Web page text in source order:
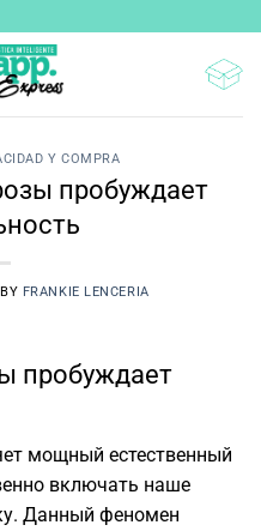
Y COMPRA
пробуждает
BY FRANKIE LENCERIA
пробуждает
мощный естественный
включать наше
Данный феномен